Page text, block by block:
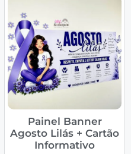
Painel Banner
Agosto Lilás + Cartão
Informativo